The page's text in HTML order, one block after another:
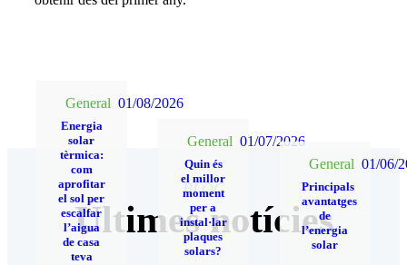
BLOG
Últimes notícies
General 01/08/2026
Energia
solar
tèrmica:
com
aprofitar
el sol per
escalfar
l’aigua
de casa
teva
General 01/07/2026
Quin és
el millor
moment
per a
instal·lar
plaques
solars?
General 01/06/
Principals
avantatges
de
l’energia
solar